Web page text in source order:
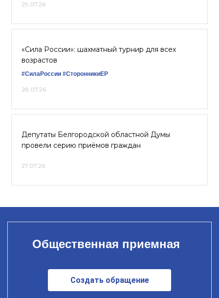
29.07.26
«Сила России»: шахматный турнир для всех
возрастов
#СилаРоссии #СторонникиЕР
28.07.26
Депутаты Белгородской областной Думы
провели серию приёмов граждан
27.07.26
Общественная приемная
Создать обращение